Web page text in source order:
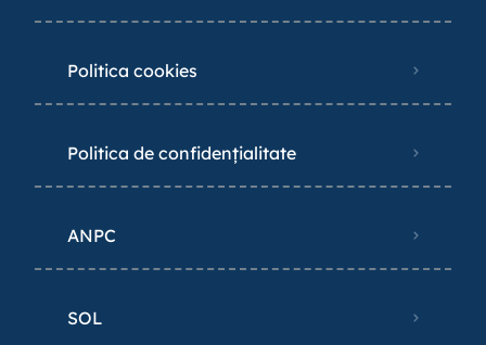
Politica cookies
Politica de confidențialitate
ANPC
SOL